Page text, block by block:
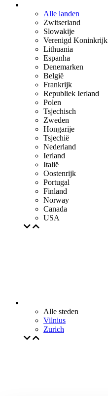
Alle landen
Zwitserland
Slowakije
Verenigd Koninkrijk
Lithuania
Espanha
Denemarken
België
Frankrijk
Republiek Ierland
Polen
Tsjechisch
Zweden
Hongarije
Tsjechië
Nederland
Ierland
Italië
Oostenrijk
Portugal
Finland
Norway
Canada
USA
Alle steden
Vilnius
Zurich